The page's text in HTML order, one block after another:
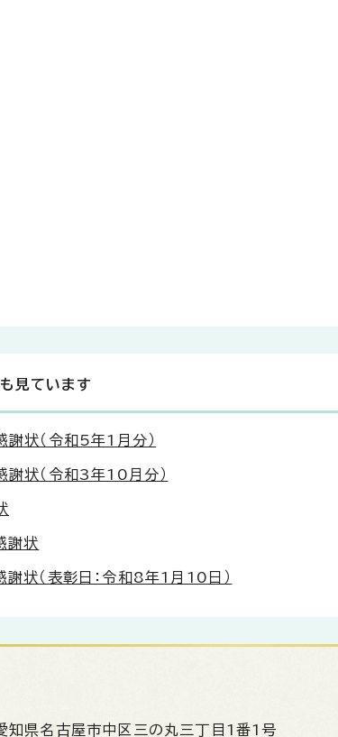
見ています
状（令和5年1月分）
状（令和3年10月分）
謝状
状（表彰日：令和8年1月10日）
知県名古屋市中区三の丸三丁目1番1号